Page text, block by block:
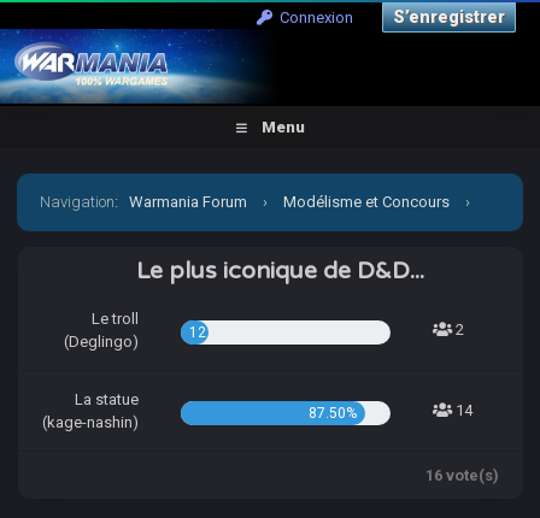
Connexion S’enregistrer
Menu
Navigation:Warmania Forum › Modélisme et Concours ›
Concours & défis [CCCP] Pas de repos pour kage-nashin
Le plus iconique de D&D...
Le troll
(Deglingo)
12.50% 2
La statue
(kage-nashin)
87.50% 14
16 vote(s)